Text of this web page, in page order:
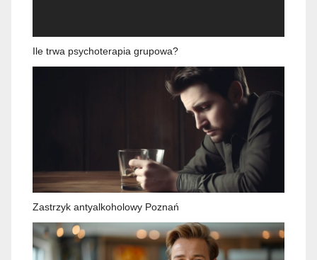
Ile trwa psychoterapia grupowa?
Zastrzyk antyalkoholowy Poznań